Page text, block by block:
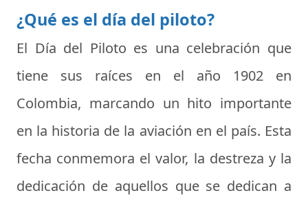
¿Qué es el día del piloto?
El Día del Piloto es una celebración que
tiene sus raíces en el año 1902 en
Colombia, marcando un hito importante
en la historia de la aviación en el país. Esta
fecha conmemora el valor, la destreza y la
dedicación de aquellos que se dedican a